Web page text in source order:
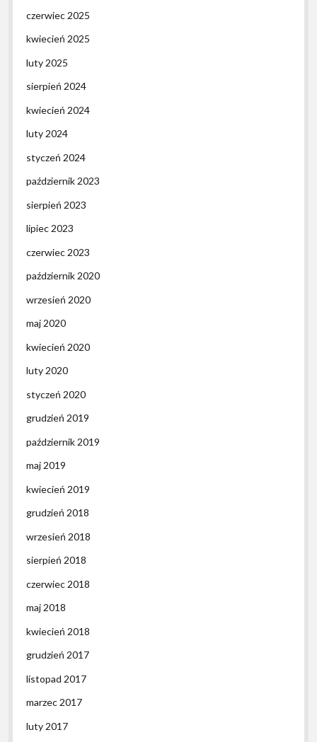
czerwiec 2025
kwiecień 2025
luty 2025
sierpień 2024
kwiecień 2024
luty 2024
styczeń 2024
październik 2023
sierpień 2023
lipiec 2023
czerwiec 2023
październik 2020
wrzesień 2020
maj 2020
kwiecień 2020
luty 2020
styczeń 2020
grudzień 2019
październik 2019
maj 2019
kwiecień 2019
grudzień 2018
wrzesień 2018
sierpień 2018
czerwiec 2018
maj 2018
kwiecień 2018
grudzień 2017
listopad 2017
marzec 2017
luty 2017